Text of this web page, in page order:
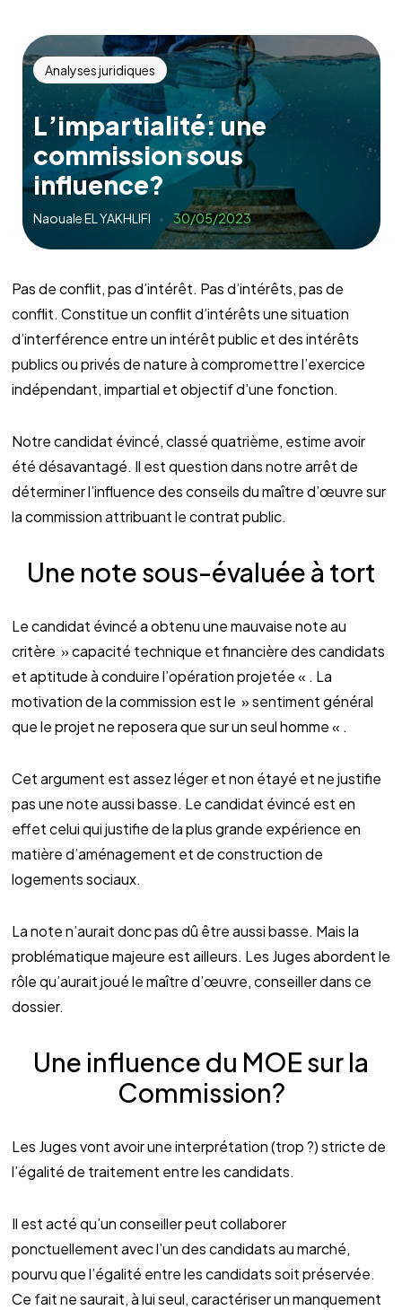
Analyses juridiques
L’impartialité: une
commission sous
influence?
Naouale EL YAKHLIFI 30/05/2023
Pas de conflit, pas d’intérêt. Pas d’intérêts, pas de
conflit. Constitue un conflit d’intérêts une situation
d’interférence entre un intérêt public et des intérêts
publics ou privés de nature à compromettre l’exercice
indépendant, impartial et objectif d’une fonction.
Notre candidat évincé, classé quatrième, estime avoir
été désavantagé. Il est question dans notre arrêt de
déterminer l’influence des conseils du maître d’œuvre sur
la commission attribuant le contrat public.
Une note sous-évaluée à tort
Le candidat évincé a obtenu une mauvaise note au
critère » capacité technique et financière des candidats
et aptitude à conduire l’opération projetée « . La
motivation de la commission est le » sentiment général
que le projet ne reposera que sur un seul homme « .
Cet argument est assez léger et non étayé et ne justifie
pas une note aussi basse. Le candidat évincé est en
effet celui qui justifie de la plus grande expérience en
matière d’aménagement et de construction de
logements sociaux.
La note n’aurait donc pas dû être aussi basse. Mais la
problématique majeure est ailleurs. Les Juges abordent le
rôle qu’aurait joué le maître d’œuvre, conseiller dans ce
dossier.
Une influence du MOE sur la
Commission?
Les Juges vont avoir une interprétation (trop ?) stricte de
l’égalité de traitement entre les candidats.
Il est acté qu’un conseiller peut collaborer
ponctuellement avec l’un des candidats au marché,
pourvu que l’égalité entre les candidats soit préservée.
Ce fait ne saurait, à lui seul, caractériser un manquement